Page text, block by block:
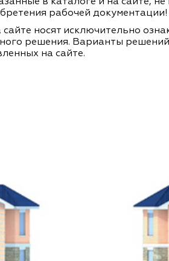
в каталоге и на сайте, не
рабочей документации!
носят исключительно
решения. Варианты
на сайте.